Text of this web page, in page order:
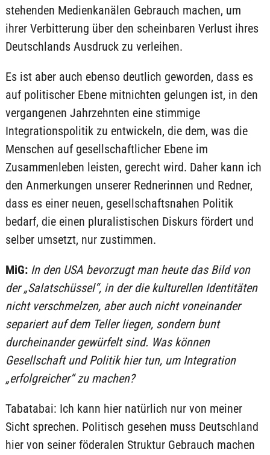
stehenden Medienkanälen Gebrauch machen, um
ihrer Verbitterung über den scheinbaren Verlust ihres
Deutschlands Ausdruck zu verleihen.
Es ist aber auch ebenso deutlich geworden, dass es
auf politischer Ebene mitnichten gelungen ist, in den
vergangenen Jahrzehnten eine stimmige
Integrationspolitik zu entwickeln, die dem, was die
Menschen auf gesellschaftlicher Ebene im
Zusammenleben leisten, gerecht wird. Daher kann ich
den Anmerkungen unserer Rednerinnen und Redner,
dass es einer neuen, gesellschaftsnahen Politik
bedarf, die einen pluralistischen Diskurs fördert und
selber umsetzt, nur zustimmen.
MiG: In den USA bevorzugt man heute das Bild von
der „Salatschüssel“, in der die kulturellen Identitäten
nicht verschmelzen, aber auch nicht voneinander
separiert auf dem Teller liegen, sondern bunt
durcheinander gewürfelt sind. Was können
Gesellschaft und Politik hier tun, um Integration
„erfolgreicher“ zu machen?
Tabatabai: Ich kann hier natürlich nur von meiner
Sicht sprechen. Politisch gesehen muss Deutschland
hier von seiner föderalen Struktur Gebrauch machen